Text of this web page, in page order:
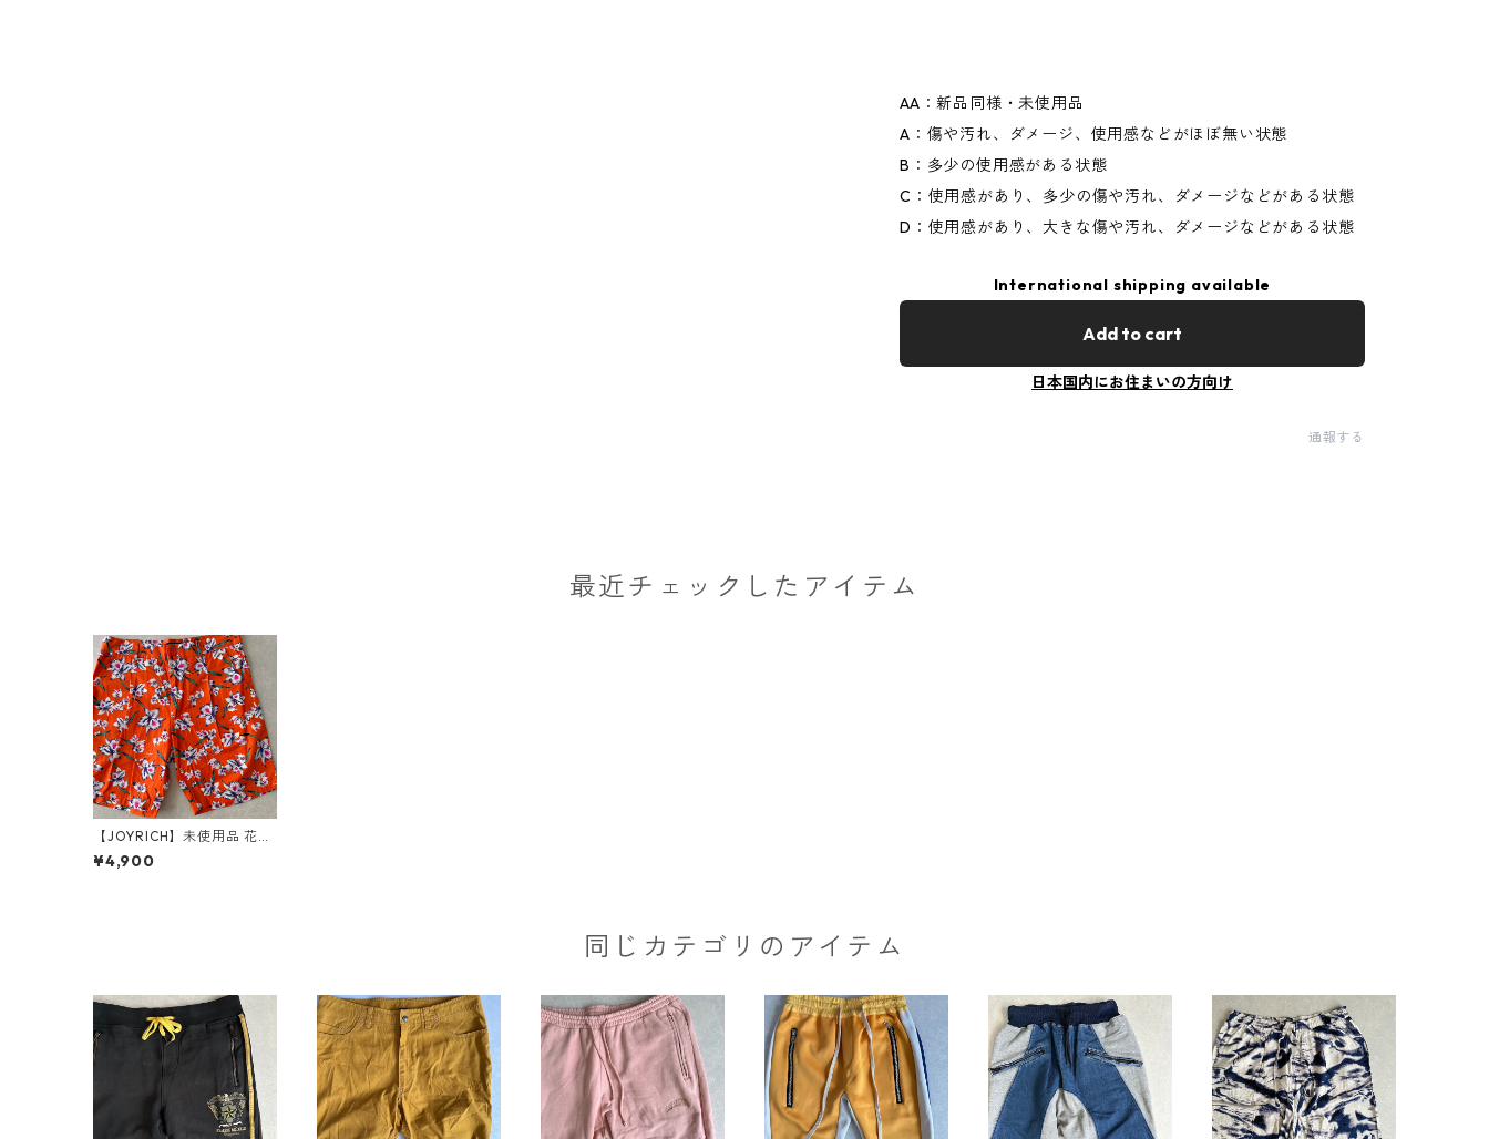
AA：新品同様・未使用品
A：傷や汚れ、ダメージ、使用感などがほぼ無い状態
B：多少の使用感がある状態
C：使用感があり、多少の傷や汚れ、ダメージなどがある状態
D：使用感があり、大きな傷や汚れ、ダメージなどがある状態
International shipping available
Add to cart
日本国内にお住まいの方向け
通報する
最近チェックしたアイテム
【JOYRICH】未使用品 花柄
ショートパンツ 総柄 M 古着
メンズ
¥4,900
同じカテゴリのアイテム